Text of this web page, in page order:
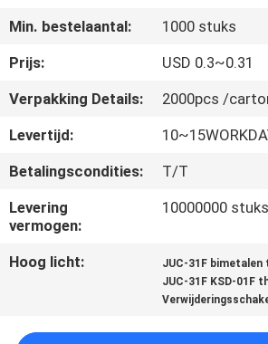
KWALITEITSCONTROLE
CONTACTEER
ONS
NIEUWS
ALLE
GEVALLEN
SITEMAP
Min. bestelaantal:
1000 stuks
Prijs:
USD 0.3~0.31
Verpakking Details:
2000pcs /
Levertijd:
Betalingscondities:
T/T
Levering
vermogen:
10000000
Hoog licht: JUC-31F
JUC-31F KSD-01F